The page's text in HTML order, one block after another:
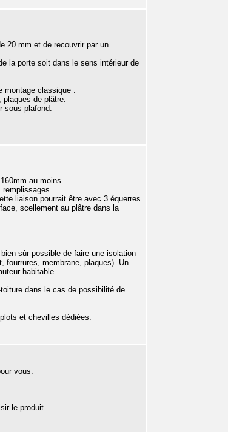
20 mm et de recouvrir par un
la porte soit dans le sens intérieur de
montage classique :
de plâtre.
sous plafond.
au moins.
liaison pourrait être avec 3 équerres
scellement au plâtre dans la
sûr possible de faire une isolation
fourrures, membrane, plaques). Un
habitable...
dans le cas de possibilité de
et chevilles dédiées.
vous.
le produit.